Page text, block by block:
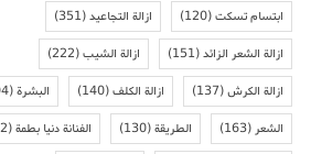
ابتسام تسكت(120) ازالة التجاعيد(351)
ازالة الشعر الزائد(151) ازالة الشيب(222)
ازالة الكرش(137) ازالة الكلف(140) البشرة(194)
الشعر(163) الطريقة(130) الفنانة دنيا بطمة(142)